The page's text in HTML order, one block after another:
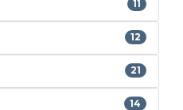
11
12
21
14